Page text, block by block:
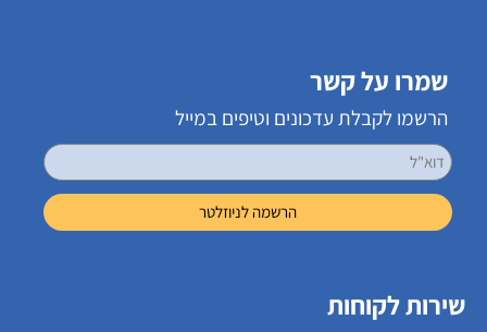
שמרו על קשר
הרשמו לקבלת עדכונים וטיפים במייל
שירות לקוחות